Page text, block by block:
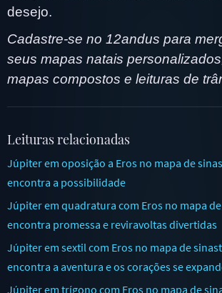
desejo.
Cadastre-se no 12andus para
seus mapas natais
mapas compostos e leituras de
Leituras relacionadas
Júpiter em oposição a Eros no mapa de
encontra a possibilidade
Júpiter em quadratura com Eros no mapa
encontra promessa e reviravoltas divertidas
Júpiter em sextil com Eros no mapa de
encontra a aventura e os corações se
Júpiter em trígono com Eros no mapa de